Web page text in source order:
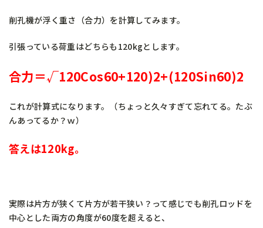
削孔機が浮く重さ（合力）を計算してみます。
引張っている荷重はどちらも120kgとします。
合力＝√120Cos60+120)2+(120Sin60)2
これが計算式になります。（ちょっと久々すぎて忘れてる。たぶ
んあってるか？ｗ）
答えは120kg。
実際は片方が狭くて片方が若干狭い？って感じでも削孔ロッドを
中心とした両方の角度が60度を超えると、